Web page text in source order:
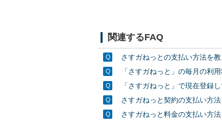
関連するFAQ
さすガねっとの支払い方法を教
「さすガねっと」の毎月の利
「さすガねっと」で現在登録
さすガねっと契約の支払い方
さすガねっと料金の支払い方